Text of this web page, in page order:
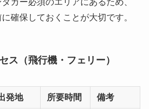
カー必須のエリアにあるため、
確保しておくことが大切です。
ス（飛行機・フェリー）
発地 所要時間 備考